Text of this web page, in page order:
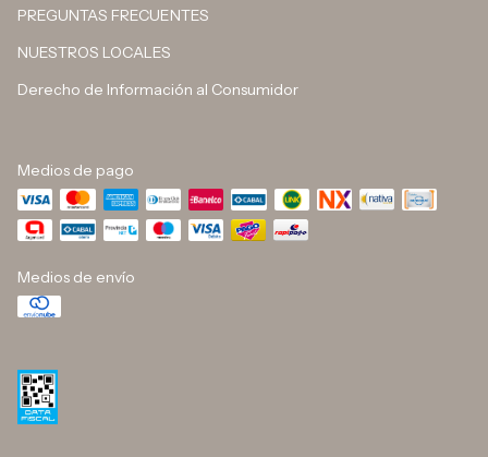
PREGUNTAS FRECUENTES
NUESTROS LOCALES
Derecho de Información al Consumidor
Medios de pago
Medios de envío